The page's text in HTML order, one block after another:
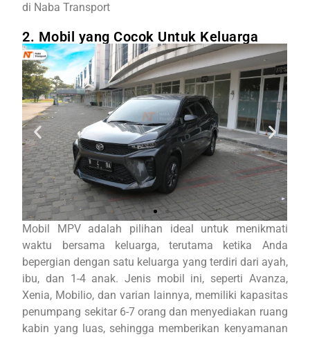
di Naba Transport
2. Mobil yang Cocok Untuk Keluarga
Mobil MPV adalah pilihan ideal untuk menikmati
waktu bersama keluarga, terutama ketika Anda
bepergian dengan satu keluarga yang terdiri dari ayah,
ibu, dan 1-4 anak. Jenis mobil ini, seperti Avanza,
Xenia, Mobilio, dan varian lainnya, memiliki kapasitas
penumpang sekitar 6-7 orang dan menyediakan ruang
kabin yang luas, sehingga memberikan kenyamanan